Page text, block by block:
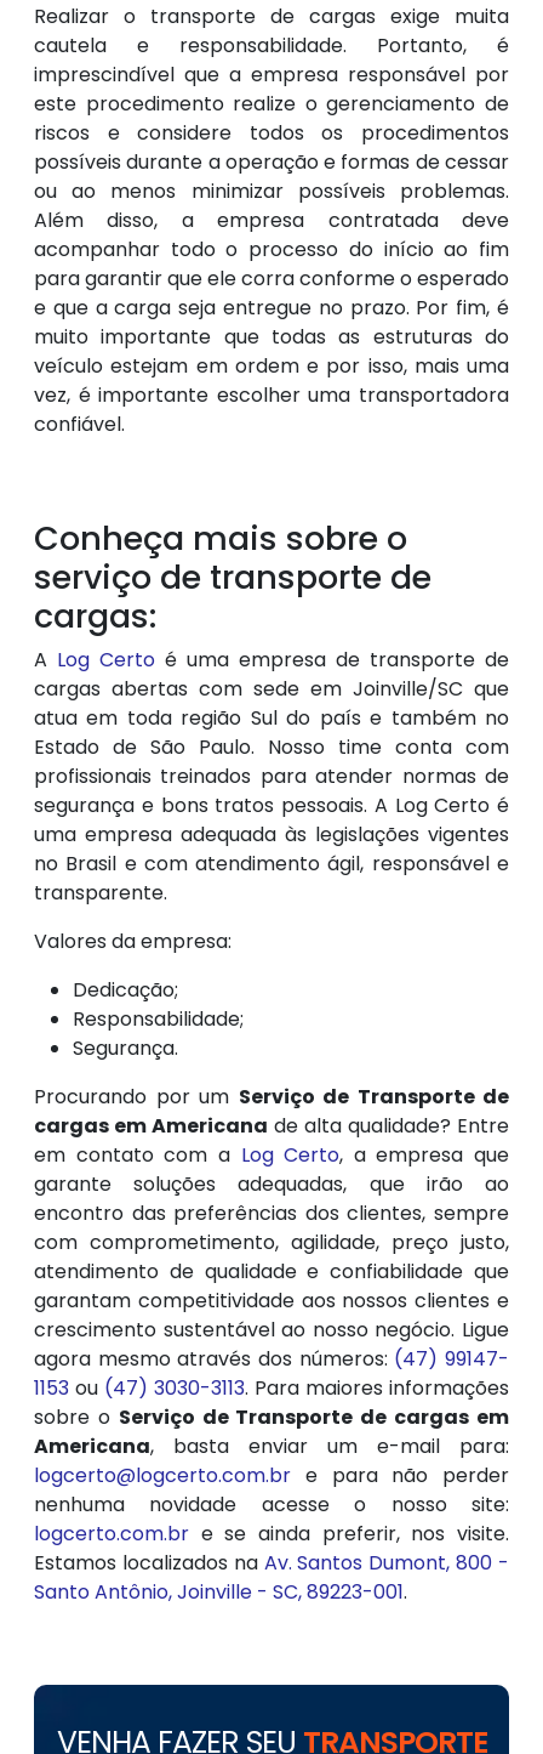
Realizar o transporte de cargas exige muita
cautela e responsabilidade. Portanto, é
imprescindível que a empresa responsável por
este procedimento realize o gerenciamento de
riscos e considere todos os procedimentos
possíveis durante a operação e formas de cessar
ou ao menos minimizar possíveis problemas.
Além disso, a empresa contratada deve
acompanhar todo o processo do início ao fim
para garantir que ele corra conforme o esperado
e que a carga seja entregue no prazo. Por fim, é
muito importante que todas as estruturas do
veículo estejam em ordem e por isso, mais uma
vez, é importante escolher uma transportadora
confiável.
Conheça mais sobre o
serviço de transporte de
cargas:
A Log Certo é uma empresa de transporte de
cargas abertas com sede em Joinville/SC que
atua em toda região Sul do país e também no
Estado de São Paulo. Nosso time conta com
profissionais treinados para atender normas de
segurança e bons tratos pessoais. A Log Certo é
uma empresa adequada às legislações vigentes
no Brasil e com atendimento ágil, responsável e
transparente.
Valores da empresa:
Dedicação;
Responsabilidade;
Segurança.
Procurando por um Serviço de Transporte de
cargas em Americana de alta qualidade? Entre
em contato com a Log Certo, a empresa que
garante soluções adequadas, que irão ao
encontro das preferências dos clientes, sempre
com comprometimento, agilidade, preço justo,
atendimento de qualidade e confiabilidade que
garantam competitividade aos nossos clientes e
crescimento sustentável ao nosso negócio. Ligue
agora mesmo através dos números: (47) 99147-
1153 ou (47) 3030-3113. Para maiores informações
sobre o Serviço de Transporte de cargas em
Americana, basta enviar um e-mail para:
logcerto@logcerto.com.br e para não perder
nenhuma novidade acesse o nosso site:
logcerto.com.br e se ainda preferir, nos visite.
Estamos localizados na Av. Santos Dumont, 800 -
Santo Antônio, Joinville - SC, 89223-001.
VENHA FAZER SEU TRANSPORTE